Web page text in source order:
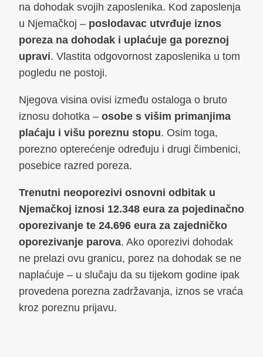
na dohodak svojih zaposlenika. Kod zaposlenja
u Njemačkoj – poslodavac utvrđuje iznos
poreza na dohodak i uplaćuje ga poreznoj
upravi. Vlastita odgovornost zaposlenika u tom
pogledu ne postoji.
Njegova visina ovisi između ostaloga o bruto
iznosu dohotka – osobe s višim primanjima
plaćaju i višu poreznu stopu. Osim toga,
porezno opterećenje određuju i drugi čimbenici,
posebice razred poreza.
Trenutni neoporezivi osnovni odbitak u
Njemačkoj iznosi 12.348 eura za pojedinačno
oporezivanje te 24.696 eura za zajedničko
oporezivanje parova. Ako oporezivi dohodak
ne prelazi ovu granicu, porez na dohodak se ne
naplaćuje – u slučaju da su tijekom godine ipak
provedena porezna zadržavanja, iznos se vraća
kroz poreznu prijavu.